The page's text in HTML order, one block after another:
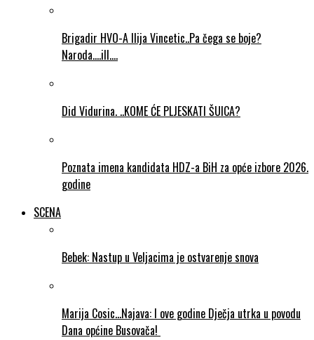
Brigadir HVO-A Ilija Vincetic..Pa čega se boje?
Naroda….ill….
Did Vidurina. ..KOME ĆE PLJESKATI ŠUICA?
Poznata imena kandidata HDZ-a BiH za opće izbore 2026.
godine
SCENA
Bebek: Nastup u Veljacima je ostvarenje snova
Marija Cosic…Najava: I ove godine Dječja utrka u povodu
Dana općine Busovača!